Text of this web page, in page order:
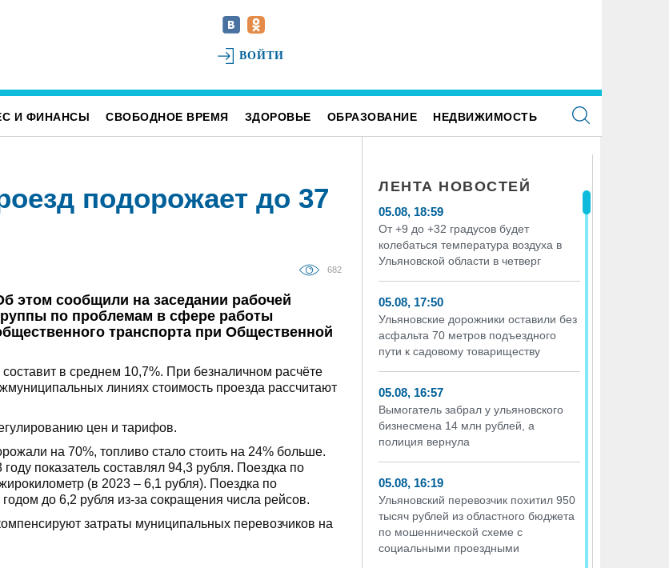
ВОЙТИ
И ФИНАНСЫ СВОБОДНОЕ ВРЕМЯ ЗДОРОВЬЕ ОБРАЗОВАНИЕ НЕДВИЖИМОСТЬ
подорожает до 37
682
этом сообщили на заседании рабочей
по проблемам в сфере работы
транспорта при Общественной
в среднем 10,7%. При безналичном расчёте
линиях стоимость проезда рассчитают
цен и тарифов.
на 70%, топливо стало стоить на 24% больше.
показатель составлял 94,3 рубля. Поездка по
(в 2023 – 6,1 рубля). Поездка по
до 6,2 рубля из-за сокращения числа рейсов.
затраты муниципальных перевозчиков на
ЛЕНТА НОВОСТЕЙ
05.08, 18:59
От +9 до +32 градусов будет
колебаться температура воздуха в
Ульяновской области в четверг
05.08, 17:50
Ульяновские дорожники оставили без
асфальта 70 метров подъездного
пути к садовому товариществу
05.08, 16:57
Вымогатель забрал у ульяновского
бизнесмена 14 млн рублей, а
полиция вернула
05.08, 16:19
Ульяновский перевозчик похитил 950
тысяч рублей из областного бюджета
по мошеннической схеме с
социальными проездными